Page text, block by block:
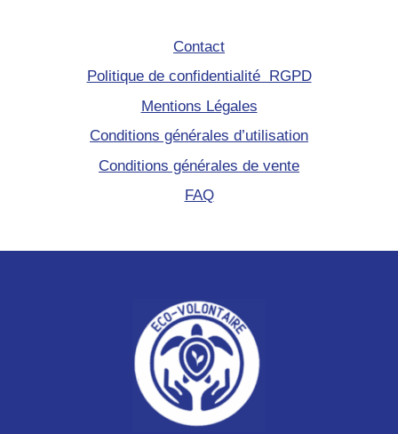
Contact
Politique de confidentialité RGPD
Mentions Légales
Conditions générales d’utilisation
Conditions générales de vente
FAQ